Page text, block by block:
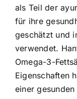
als Teil der
für ihre
geschätzt und
verwendet.
Omega-3-
Eigenschaften
einer